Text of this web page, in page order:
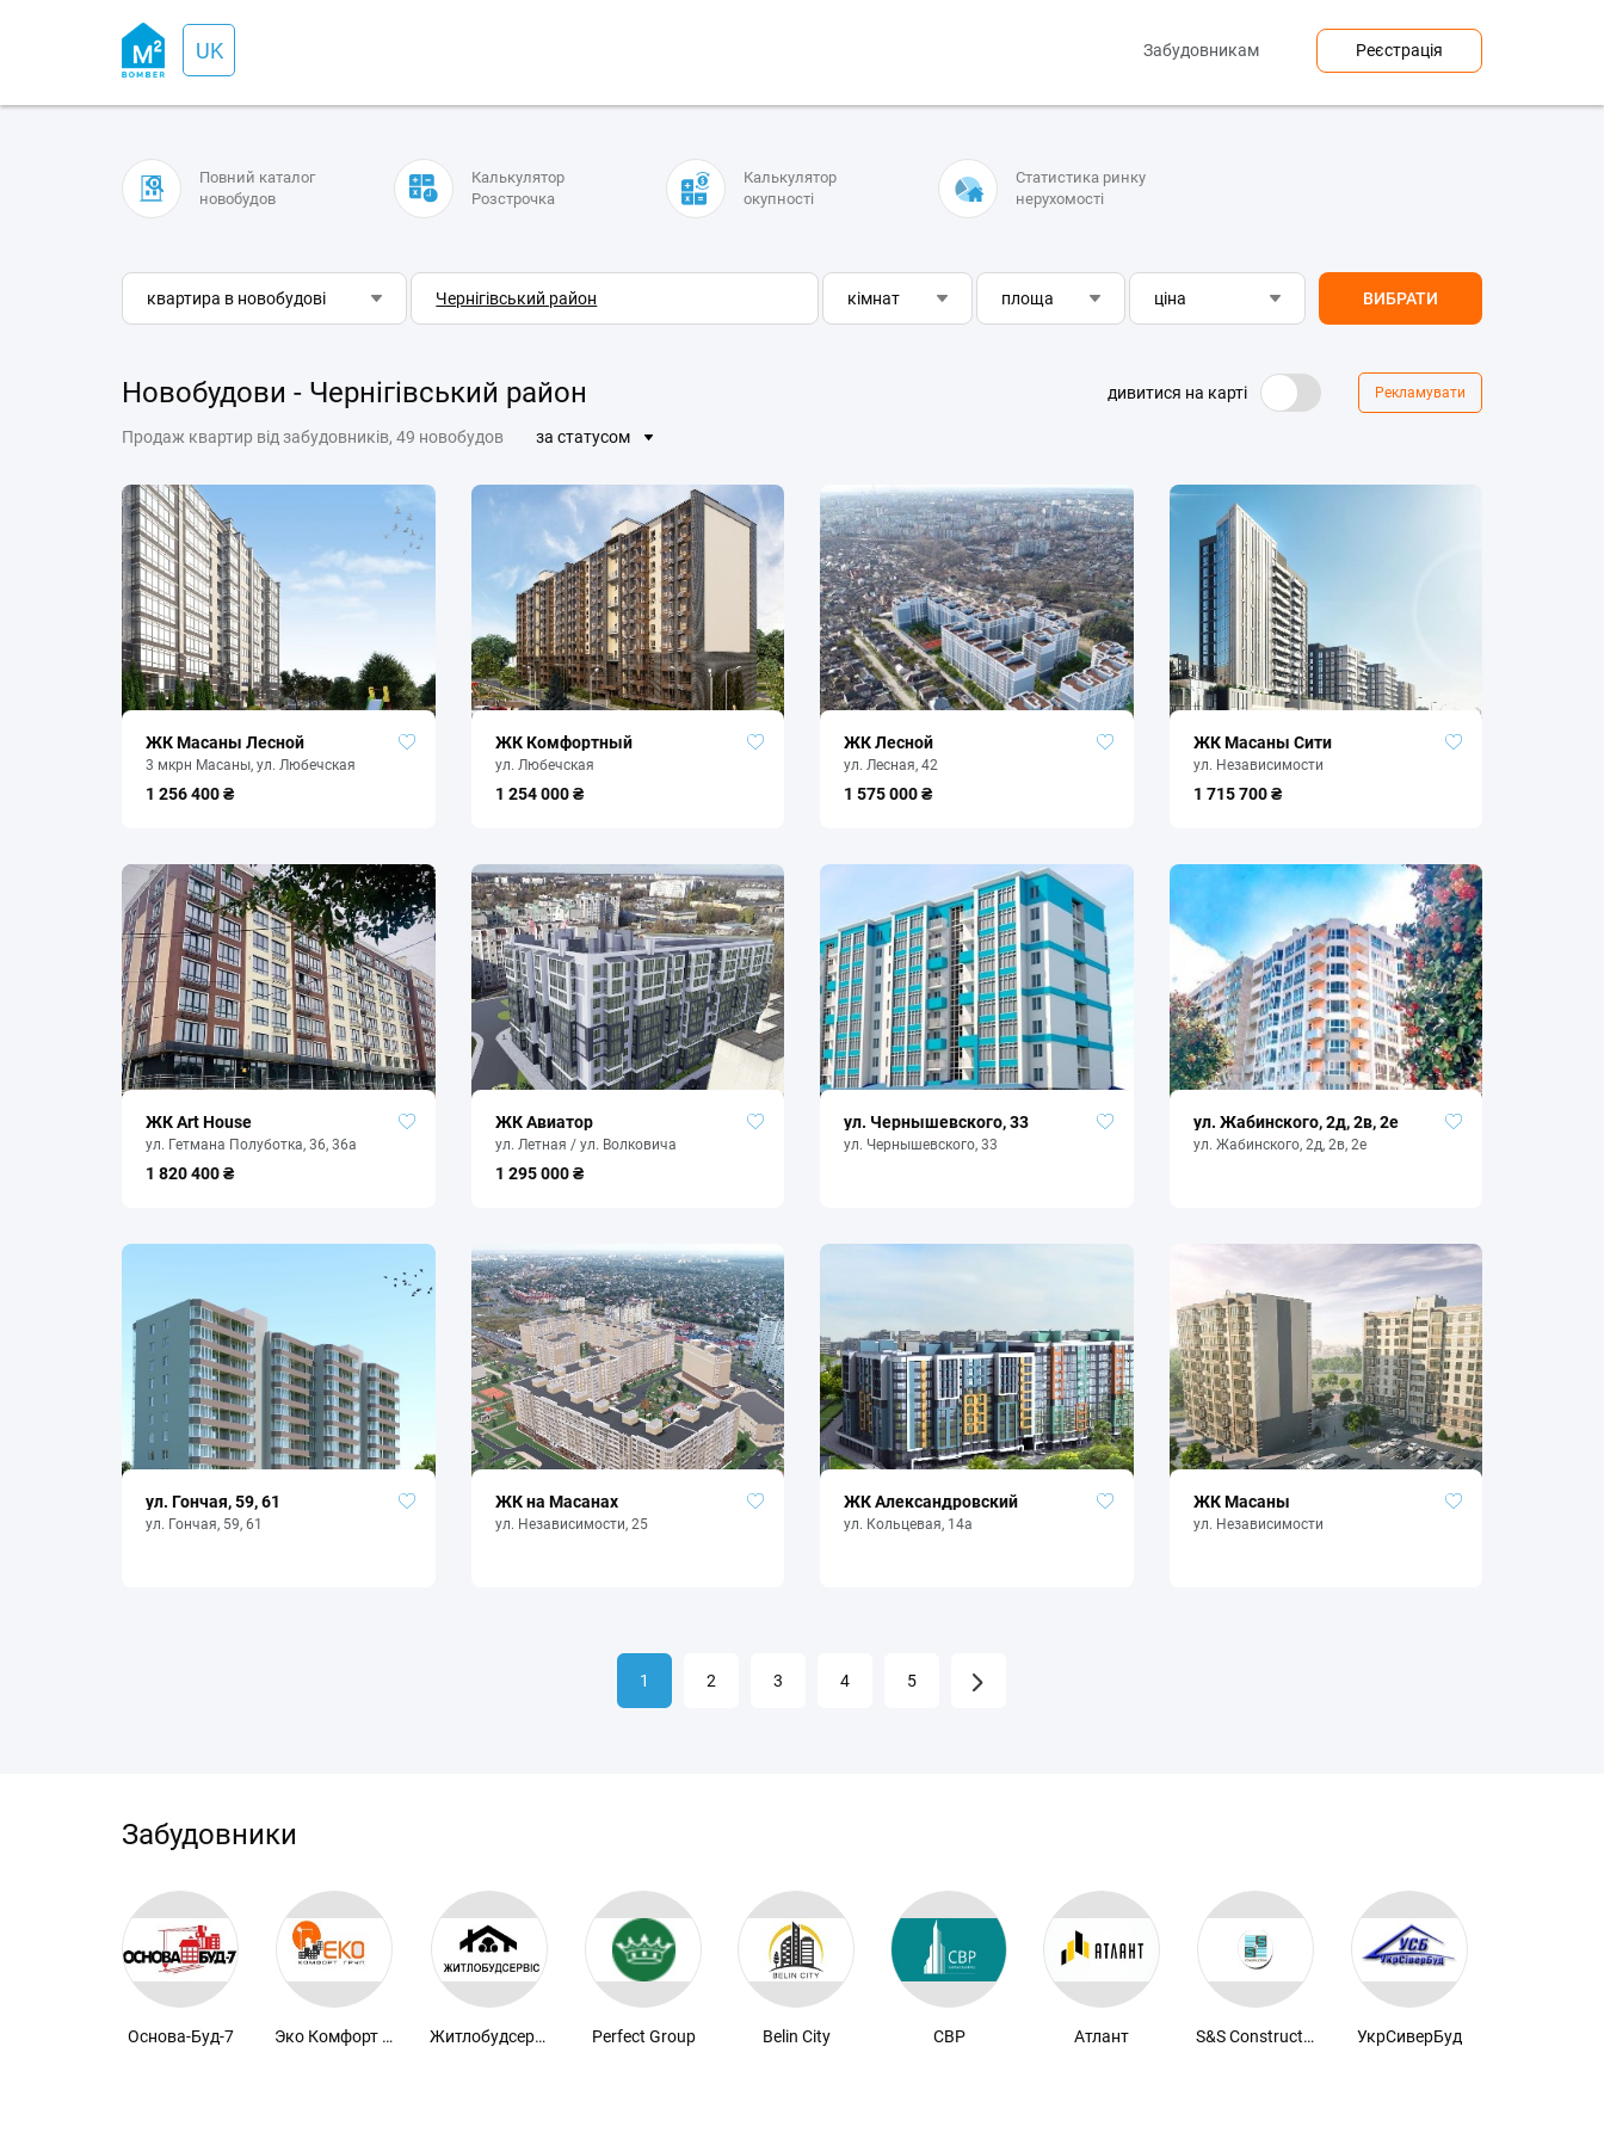
UK Забудовникам Реєстрація
Повний каталог
новобудов
Калькулятор
Розстрочка
Калькулятор
окупності
Статистика ринку
нерухомості
квартира в новобудові кімнат площа ціна ВИБРАТИ
Новобудови - Чернігівський район дивитися на карті Рекламувати
Продаж квартир від забудовників, 49 новобудов за статусом
ЖК Масаны Лесной
3 мкрн Масаны, ул. Любечская
1 256 400 ₴
ЖК Комфортный
ул. Любечская
1 254 000 ₴
ЖК Лесной
ул. Лесная, 42
1 575 000 ₴
ЖК Масаны Сити
ул. Независимости
1 715 700 ₴
ЖК Art House
ул. Гетмана Полуботка, 36, 36а
1 820 400 ₴
ЖК Авиатор
ул. Летная / ул. Волковича
1 295 000 ₴
ул. Чернышевского, 33
ул. Чернышевского, 33
ул. Жабинского, 2д, 2в, 2е
ул. Жабинского, 2д, 2в, 2е
ул. Гончая, 59, 61
ул. Гончая, 59, 61
ЖК на Масанах
ул. Независимости, 25
ЖК Александровский
ул. Кольцевая, 14а
ЖК Масаны
ул. Независимости
1 2 3 4 5
Забудовники
Основа-Буд-7 Эко Комфорт Групп Житлобудсервіс Perfect Group Belin City CBP Атлант S&S Construction УкрСиверБуд